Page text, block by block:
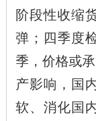
阶段性收缩
弹；四季度
季，价格或
产影响，国
软、消化国